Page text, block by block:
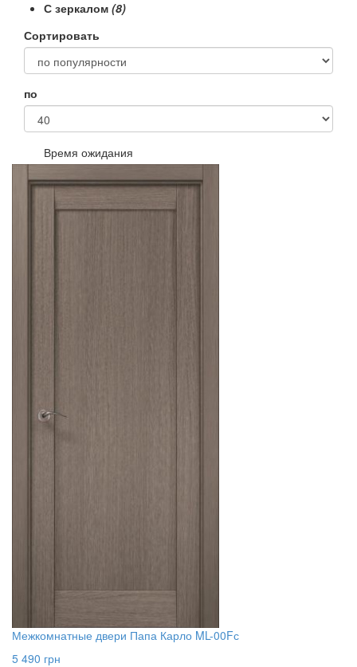
С зеркалом (8)
Сортировать
по
Время ожидания
В наличии
Межкомнатные двери Папа Карло ML-00Fс
5 490 грн